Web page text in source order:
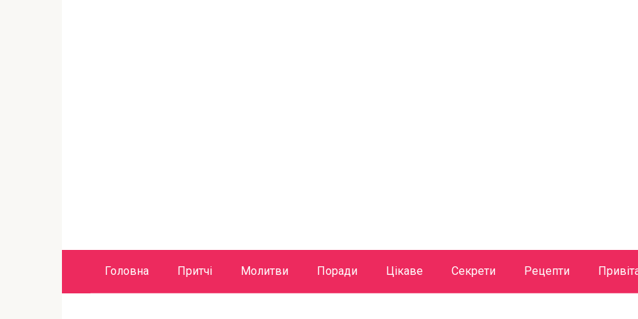
Головна Притчі Молитви Поради Цікаве Секрети Рецепти